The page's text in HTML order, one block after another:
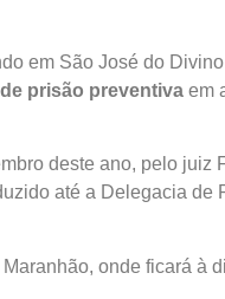
em São José do
prisão preventiva em
deste ano, pelo juiz
até a Delegacia
onde ficará à